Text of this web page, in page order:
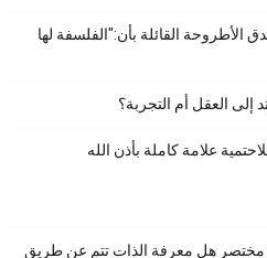
الأطروحة القائلة بأن:"الفلسفة لها
إلى العقل أم التجربة؟
علامة كاملة بأذن الله
مختصر هل معرفة الذات تتم عن طريق